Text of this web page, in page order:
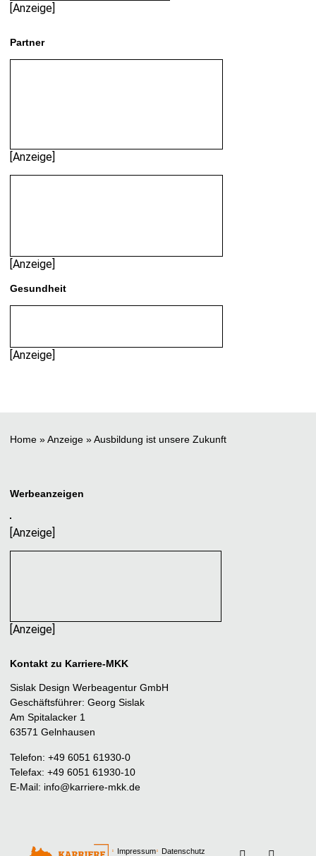
[Anzeige]
Partner
[Anzeige]
[Anzeige]
Gesundheit
[Anzeige]
Home »Anzeige »Ausbildung ist unsere Zukunft
Kontakt zu Karriere-MKK
Sislak Design Werbeagentur GmbH
Geschäftsführer: Georg Sislak
Am Spitalacker 1
63571 Gelnhausen
Telefon: +49 6051 61930-0
Telefax: +49 6051 61930-10
E-Mail: info@karriere-mkk.de
Werbeanzeigen
[Anzeige]
[Anzeige]
Impressum Datenschutz